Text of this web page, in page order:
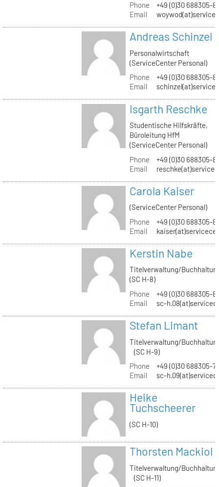
Phone
+49 (0)30 688305-
Email
Andreas Schinzel
Personalwirtschaft
(ServiceCenter Personal)
Phone
+49 (0)30 688305-
Email
Isgarth Reschke
Studentische Hilfskräfte,
Büroleitung HfM
(ServiceCenter Personal)
Phone
+49 (0)30 688305-
Email
Carola Kaiser
(ServiceCenter Personal)
Phone
+49 (0)30 688305-
Email
Kerstin Nabe
Titelverwaltung/
(SC H-8)
Phone
+49 (0)30 688305-
Email
sc-
Stefan Limant
Titelverwaltung/
(SC H-9)
Phone
+49 (0)30 688305-
Email
sc-
Heike
Tuchscheerer
(SC H-10)
Thorsten Mackiol
Titelverwaltung/
(SC H-11)